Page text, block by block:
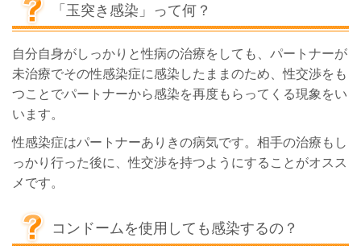
「玉突き感染」って何？
自分自身がしっかりと性病の治療をしても、パートナーが
未治療でその性感染症に感染したままのため、性交渉をも
つことでパートナーから感染を再度もらってくる現象をい
います。
性感染症はパートナーありきの病気です。 相手の治療もし
っかり行った後に、性交渉を持つようにすることがオスス
メです。
コンドームを使用しても感染するの？